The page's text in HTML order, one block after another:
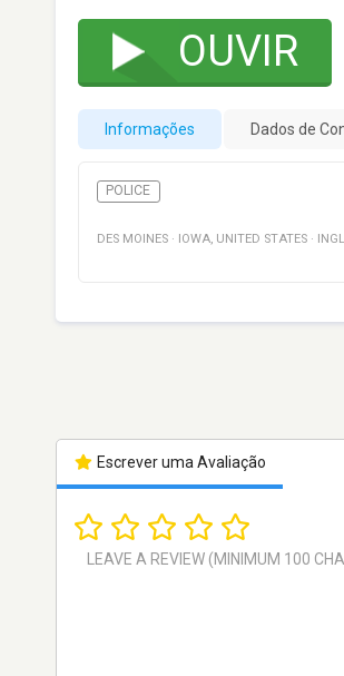
OUVIR
Informações Dados de
POLICE
DES MOINES · IOWA, UNITED STATES ·
Escrever uma Avaliação